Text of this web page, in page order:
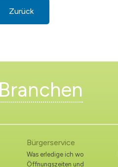
Zurück
Bürgerservice
Was erledige ich wo
Öffnungszeiten und